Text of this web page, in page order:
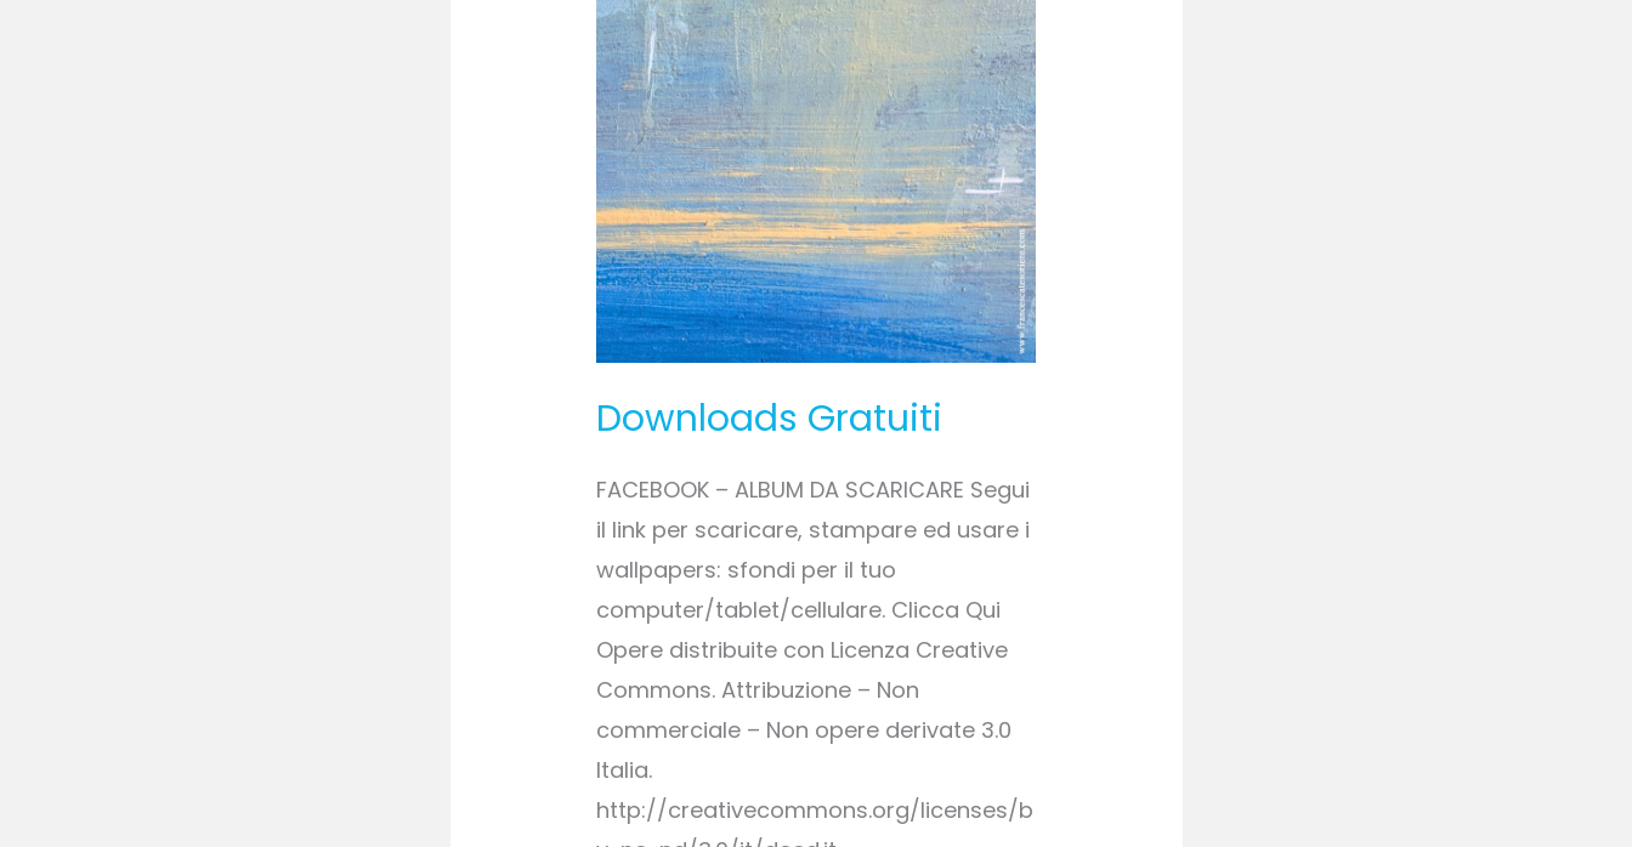
Downloads Gratuiti
FACEBOOK – ALBUM DA SCARICARE Segui
il link per scaricare, stampare ed usare i
wallpapers: sfondi per il tuo
computer/tablet/cellulare. Clicca Qui
Opere distribuite con Licenza Creative
Commons. Attribuzione – Non
commerciale – Non opere derivate 3.0
Italia.
http://creativecommons.org/licenses/b